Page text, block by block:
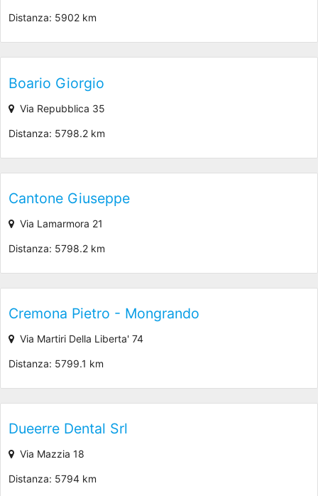
Distanza: 5902 km
Boario Giorgio
Via Repubblica 35
Distanza: 5798.2 km
Cantone Giuseppe
Via Lamarmora 21
Distanza: 5798.2 km
Cremona Pietro - Mongrando
Via Martiri Della Liberta' 74
Distanza: 5799.1 km
Dueerre Dental Srl
Via Mazzia 18
Distanza: 5794 km